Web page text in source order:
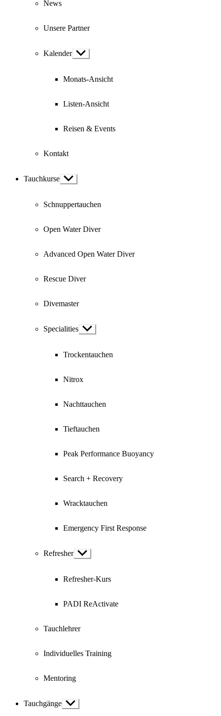
News
Unsere Partner
Kalender Show
sub
Monats-Ansicht
Listen-Ansicht
Reisen & Events
Kontakt
Tauchkurse Show
sub
Schnuppertauchen
Open Water Diver
Advanced Open Water Diver
Rescue Diver
Divemaster
Specialities Show
sub
Trockentauchen
Nitrox
Nachttauchen
Tieftauchen
Peak Performance Buoyancy
Search + Recovery
Wracktauchen
Emergency First Response
Refresher Show
sub
Refresher-Kurs
PADI ReActivate
Tauchlehrer
Individuelles Training
Mentoring
Tauchgänge Show
sub